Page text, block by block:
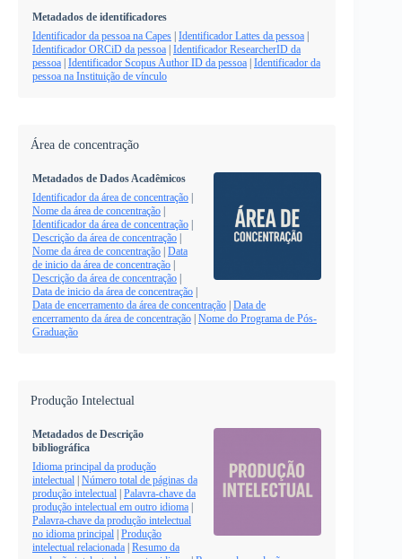
Metadados de identificadores
Identificador da pessoa na Capes Identificador Lattes da pessoa
Identificador ORCiD da pessoa Identificador ResearcherID da
pessoa Identificador Scopus Author ID da pessoa Identificador da
pessoa na Instituição de vínculo
Área de concentração
Metadados de Dados Acadêmicos
Identificador da área de concentração
Nome da área de concentração
Identificador da área de concentração
Descrição da área de concentração
Nome da área de concentração Data
de inicio da área de concentração
Descrição da área de concentração
Data de inicio da área de concentração
Data de encerramento da área de concentração Data de
encerramento da área de concentração Nome do Programa de Pós-
Graduação
Produção Intelectual
Metadados de Descrição
bibliográfica
Idioma principal da produção
intelectual Número total de páginas da
produção intelectual Palavra-chave da
produção intelectual em outro idioma
Palavra-chave da produção intelectual
no idioma principal Produção
intelectual relacionada Resumo da